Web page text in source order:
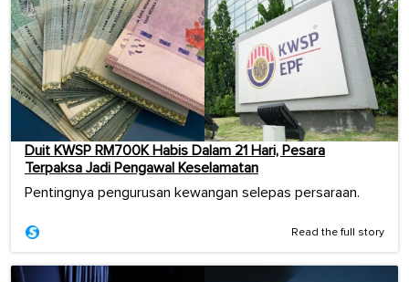
Duit KWSP RM700K Habis Dalam 21 Hari, Pesara
Terpaksa Jadi Pengawal Keselamatan
Pentingnya pengurusan kewangan selepas persaraan.
Read the full story